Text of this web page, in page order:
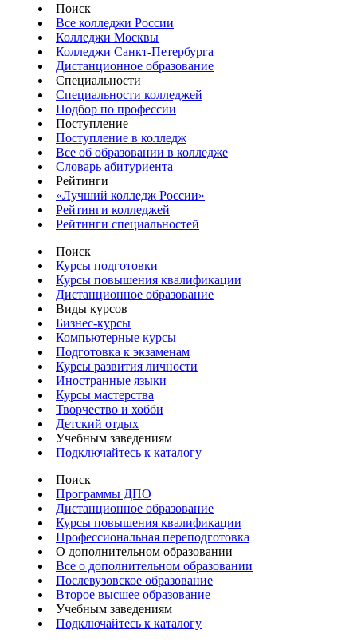
Поиск
Все колледжи России
Колледжи Москвы
Колледжи Санкт-Петербурга
Дистанционное образование
Специальности
Специальности колледжей
Подбор по профессии
Поступление
Поступление в колледж
Все об образовании в колледже
Словарь абитуриента
Рейтинги
«Лучший колледж России»
Рейтинги колледжей
Рейтинги специальностей
Поиск
Курсы подготовки
Курсы повышения квалификации
Дистанционное образование
Виды курсов
Бизнес-курсы
Компьютерные курсы
Подготовка к экзаменам
Курсы развития личности
Иностранные языки
Курсы мастерства
Творчество и хобби
Детский отдых
Учебным заведениям
Подключайтесь к каталогу
Поиск
Программы ДПО
Дистанционное образование
Курсы повышения квалификации
Профессиональная переподготовка
О дополнительном образовании
Все о дополнительном образовании
Послевузовское образование
Второе высшее образование
Учебным заведениям
Подключайтесь к каталогу